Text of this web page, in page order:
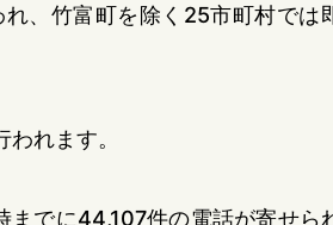
、竹富町を除く25市町村では
れます。
でに44,107件の電話が寄せら